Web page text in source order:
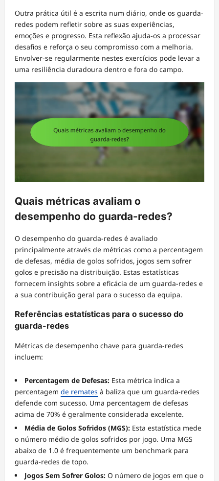
Outra prática útil é a escrita num diário, onde os guarda-
redes podem refletir sobre as suas experiências,
emoções e progresso. Esta reflexão ajuda-os a processar
desafios e reforça o seu compromisso com a melhoria.
Envolver-se regularmente nestes exercícios pode levar a
uma resiliência duradoura dentro e fora do campo.
Quais métricas avaliam o
desempenho do guarda-redes?
O desempenho do guarda-redes é avaliado
principalmente através de métricas como a percentagem
de defesas, média de golos sofridos, jogos sem sofrer
golos e precisão na distribuição. Estas estatísticas
fornecem insights sobre a eficácia de um guarda-redes e
a sua contribuição geral para o sucesso da equipa.
Referências estatísticas para o sucesso do
guarda-redes
Métricas de desempenho chave para guarda-redes
incluem:
Percentagem de Defesas: Esta métrica indica a
percentagem de remates à baliza que um guarda-redes
defende com sucesso. Uma percentagem de defesas
acima de 70% é geralmente considerada excelente.
Média de Golos Sofridos (MGS): Esta estatística mede
o número médio de golos sofridos por jogo. Uma MGS
abaixo de 1.0 é frequentemente um benchmark para
guarda-redes de topo.
Jogos Sem Sofrer Golos: O número de jogos em que o